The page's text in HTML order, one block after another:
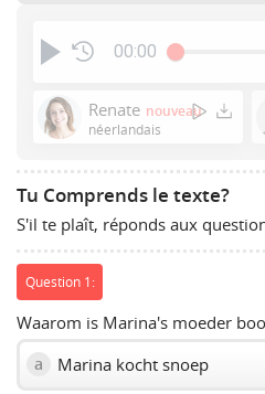
00:00
Renate nouveau
néerlandais
Tu Comprends le texte?
S'il te plaît, réponds aux
Question 1:
Waarom is Marina's moeder
a Marina kocht snoep